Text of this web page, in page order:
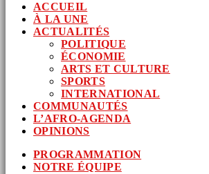
ACCUEIL
À LA UNE
ACTUALITÉS
POLITIQUE
ÉCONOMIE
ARTS ET CULTURE
SPORTS
INTERNATIONAL
COMMUNAUTÉS
L’AFRO-AGENDA
OPINIONS
PROGRAMMATION
NOTRE ÉQUIPE